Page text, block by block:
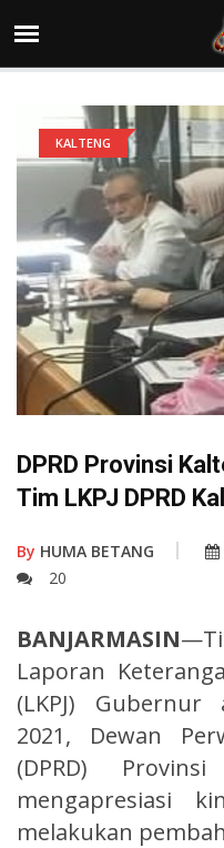
KALTENG
DPRD Provinsi
Tim LKPJ DPRD
By HUMA BETANG
20
BANJARMASIN
Laporan
(LKPJ)
2021, Dewan
(DPRD)
mengapresiasi
melakukan